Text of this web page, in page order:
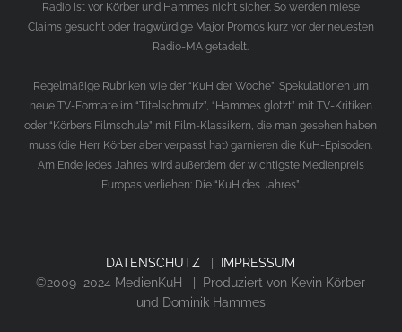
Radio ist vor Körber und Hammes nicht sicher. So werden miese
Claims gesucht oder fragwürdige Major Promos kurz vor der neuesten
Radio-MA getadelt.
Regelmäßige Rubriken wie der “KuH der Woche”, Spekulationen um
neue TV-Formate im “Titelschmutz”, “Hammes glotzt” mit TV-Kritiken
oder “Körbers Filmschule” mit Film-Klassikern, die man gesehen haben
muss (die Herr Körber aber verpasst hat) garnieren die KuH-Episoden.
Am Ende jedes Jahres wird außerdem der wichtigste Medienpreis
Europas verliehen: Die “KuH des Jahres”.
DATENSCHUTZ
IMPRESSUM
©2009–2024 MedienKuH | Produziert von Kevin Körber
und Dominik Hammes